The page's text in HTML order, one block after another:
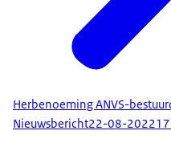
Herbenoeming ANVS-
Nieuwsbericht22-08-2022